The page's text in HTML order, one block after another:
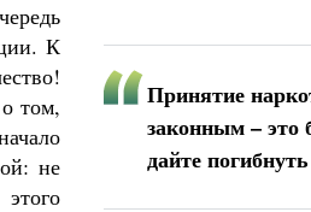
Принятие
законным –
дайте
К
том,
не